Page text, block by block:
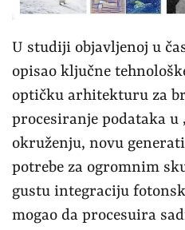
U studiji objavljenoj u
opisao ključne
optičku arhitekturu za
procesiranje podataka u
okruženju, novu
potrebe za ogromnim
gustu integraciju
mogao da procesuira